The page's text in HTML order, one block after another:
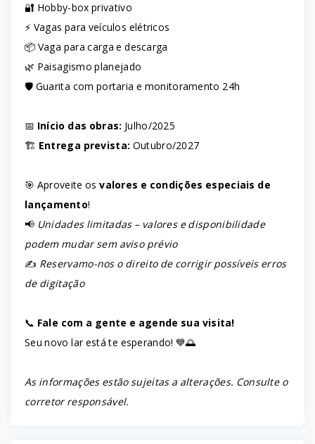
🔐 Hobby-box privativo
⚡ Vagas para veículos elétricos
📦 Vaga para carga e descarga
🌿 Paisagismo planejado
🛡️ Guarita com portaria e monitoramento 24h
📅 Início das obras: Julho/2025
🏗️ Entrega prevista: Outubro/2027
🎯 Aproveite osvalores e condições especiais de
lançamento!
📢 Unidades limitadas – valores e disponibilidade
podem mudar sem aviso prévio
✍️ Reservamo-nos o direito de corrigir possíveis erros
de digitação
📞 Fale com a gente e agende sua visita!
Seu novo lar está te esperando! 💙🌅
As informações estão sujeitas a alterações. Consulte o
corretor responsável.